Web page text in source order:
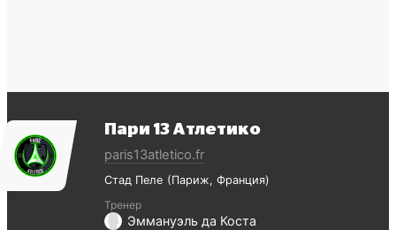
Пари 13 Атлетико
paris13atletico.fr
Стад Пеле Париж Франция
Тренер
Эммануэль да Коста